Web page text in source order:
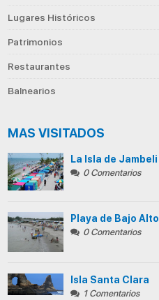
Lugares Históricos
Patrimonios
Restaurantes
Balnearios
MAS VISITADOS
La Isla de Jambeli
0 Comentarios
Playa de Bajo Alto
0 Comentarios
Isla Santa Clara
1 Comentarios